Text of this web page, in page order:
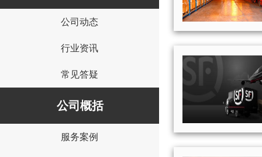
公司动态
行业资讯
常见答疑
公司概括
{I('company_id')}
服务案例